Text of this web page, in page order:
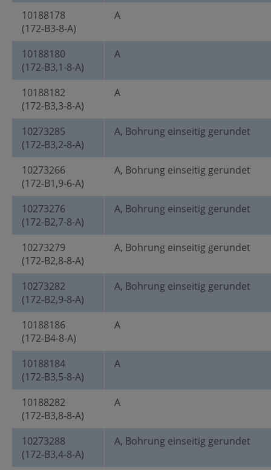
10188178
(172-B3-8-A)
A
10188180
(172-B3,1-8-A)
A
10188182
(172-B3,3-8-A)
A
10273285
(172-B3,2-8-A)
A, Bohrung einseitig gerundet
10273266
(172-B1,9-6-A)
A, Bohrung einseitig gerundet
10273276
(172-B2,7-8-A)
A, Bohrung einseitig gerundet
10273279
(172-B2,8-8-A)
A, Bohrung einseitig gerundet
10273282
(172-B2,9-8-A)
A, Bohrung einseitig gerundet
10188186
(172-B4-8-A)
A
10188184
(172-B3,5-8-A)
A
10188282
(172-B3,8-8-A)
A
10273288
(172-B3,4-8-A)
A, Bohrung einseitig gerundet